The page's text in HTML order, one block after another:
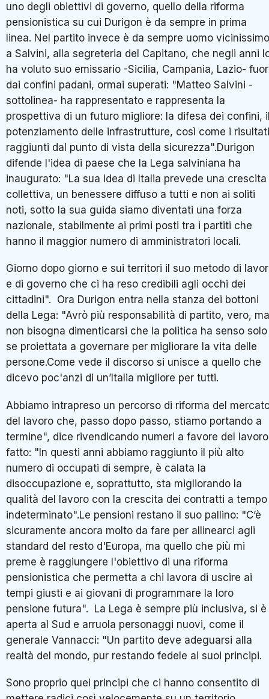
uno degli obiettivi di governo, quello della riforma
pensionistica su cui Durigon è da sempre in prima
linea. Nel partito invece è da sempre uomo vicinissimo
a Salvini, alla segreteria del Capitano, che negli anni
ha voluto suo emissario -Sicilia, Campania, Lazio-
dai confini padani, ormai superati: "Matteo Salvini -
sottolinea- ha rappresentato e rappresenta la
prospettiva di un futuro migliore: la difesa dei confini,
potenziamento delle infrastrutture, così come i risultati
raggiunti dal punto di vista della sicurezza".Durigon
difende l'idea di paese che la Lega salviniana ha
inaugurato: "La sua idea di Italia prevede una crescita
collettiva, un benessere diffuso a tutti e non ai soliti
noti, sotto la sua guida siamo diventati una forza
nazionale, stabilmente ai primi posti tra i partiti che
hanno il maggior numero di amministratori locali.
Giorno dopo giorno e sui territori il suo metodo di
e di governo che ci ha reso credibili agli occhi dei
cittadini". Ora Durigon entra nella stanza dei bottoni
della Lega: "Avrò più responsabilità di partito, vero, ma
non bisogna dimenticarsi che la politica ha senso solo
se proiettata a governare per migliorare la vita delle
persone.Come vede il discorso si unisce a quello che
dicevo poc'anzi di un’Italia migliore per tutti.
Abbiamo intrapreso un percorso di riforma del
del lavoro che, passo dopo passo, stiamo portando a
termine", dice rivendicando numeri a favore del lavoro
fatto: "In questi anni abbiamo raggiunto il più alto
numero di occupati di sempre, è calata la
disoccupazione e, soprattutto, sta migliorando la
qualità del lavoro con la crescita dei contratti a tempo
indeterminato".Le pensioni restano il suo pallino: "C’è
sicuramente ancora molto da fare per allinearci agli
standard del resto d'Europa, ma quello che più mi
preme è raggiungere l'obiettivo di una riforma
pensionistica che permetta a chi lavora di uscire ai
tempi giusti e ai giovani di programmare la loro
pensione futura". La Lega è sempre più inclusiva, si è
aperta al Sud e arruola personaggi nuovi, come il
generale Vannacci: "Un partito deve adeguarsi alla
realtà del mondo, pur restando fedele ai suoi principi.
Sono proprio quei principi che ci hanno consentito di